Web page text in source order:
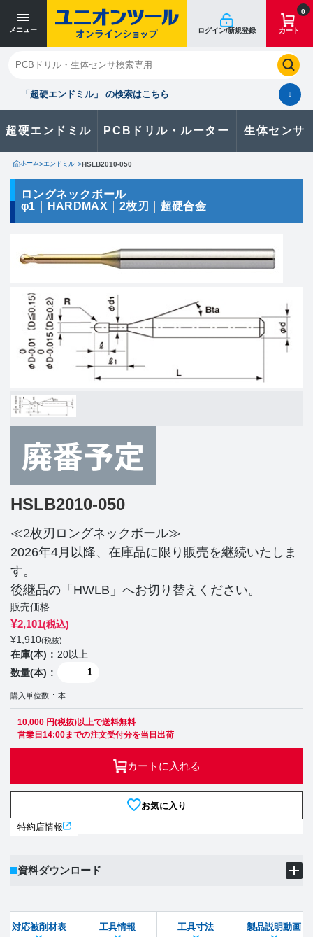
メニュー ログイン/新規登録
0
カート
「超硬エンドミル」 の検索はこちら ↓
超硬エンドミル PCBドリル・ルーター 生体センサ
閉じる
お気に入り クイックオーダー 購入履歴
製品に関するお問い合わせはこちら
カタログ一覧
ホーム>エンドミル >HSLB2010-050
ロングネックボール
φ1
HARDMAX 2枚刃 超硬合金
HSLB2010-050
≪2枚刃ロングネックボール≫
2026年4月以降、在庫品に限り販売を継続いたしま
す。
後継品の「HWLB」へお切り替えください。
販売価格
¥2,101(税込)
¥1,910(税抜)
在庫(本)
20以上
数量(本)
購入単位数 本
10,000 円(税抜)以上で送料無料
営業日14:00までの注文受付分を当日出荷
カートに入れる
お気に入り
特約店情報
資料ダウンロード
STEPファイル DXFファイル
対応被削材表 工具情報 工具寸法 製品説明動画
寸法単位 [mm]
寸法単位 [mm]